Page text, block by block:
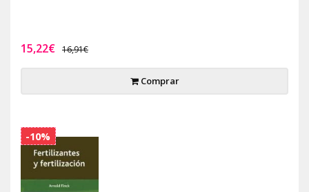
15,22€ 16,91€
Comprar
-10%